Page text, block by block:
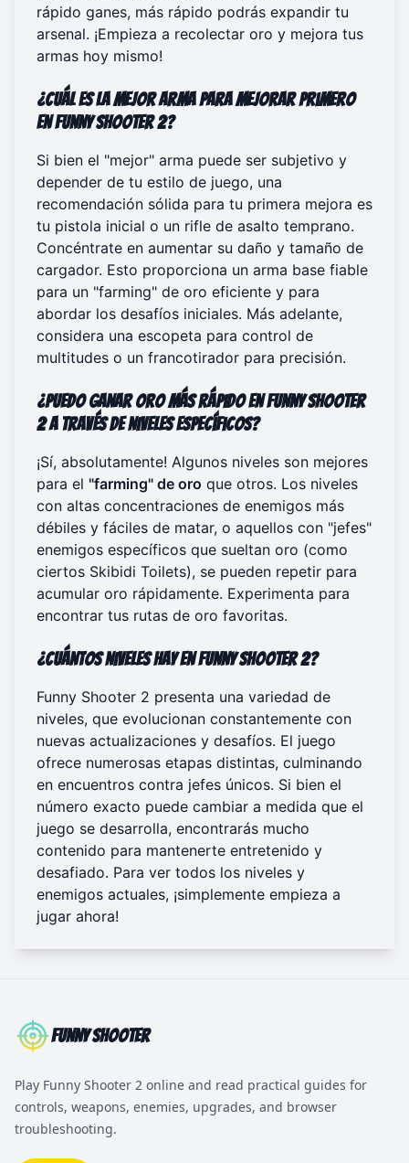
rápido ganes, más rápido podrás expandir tu
arsenal. ¡Empieza a recolectar oro y mejora tus
armas hoy mismo!
¿Cuál es la mejor arma para mejorar primero
en Funny Shooter 2?
Si bien el "mejor" arma puede ser subjetivo y
depender de tu estilo de juego, una
recomendación sólida para tu primera mejora es
tu pistola inicial o un rifle de asalto temprano.
Concéntrate en aumentar su daño y tamaño de
cargador. Esto proporciona un arma base fiable
para un "farming" de oro eficiente y para
abordar los desafíos iniciales. Más adelante,
considera una escopeta para control de
multitudes o un francotirador para precisión.
¿Puedo ganar oro más rápido en Funny Shooter
2 a través de niveles específicos?
¡Sí, absolutamente! Algunos niveles son mejores
para el "farming" de oro que otros. Los niveles
con altas concentraciones de enemigos más
débiles y fáciles de matar, o aquellos con "jefes"
enemigos específicos que sueltan oro (como
ciertos Skibidi Toilets), se pueden repetir para
acumular oro rápidamente. Experimenta para
encontrar tus rutas de oro favoritas.
¿Cuántos niveles hay en Funny Shooter 2?
Funny Shooter 2 presenta una variedad de
niveles, que evolucionan constantemente con
nuevas actualizaciones y desafíos. El juego
ofrece numerosas etapas distintas, culminando
en encuentros contra jefes únicos. Si bien el
número exacto puede cambiar a medida que el
juego se desarrolla, encontrarás mucho
contenido para mantenerte entretenido y
desafiado. Para ver todos los niveles y
enemigos actuales, ¡simplemente empieza a
jugar ahora!
Funny Shooter
Play Funny Shooter 2 online and read practical guides for
controls, weapons, enemies, upgrades, and browser
troubleshooting.